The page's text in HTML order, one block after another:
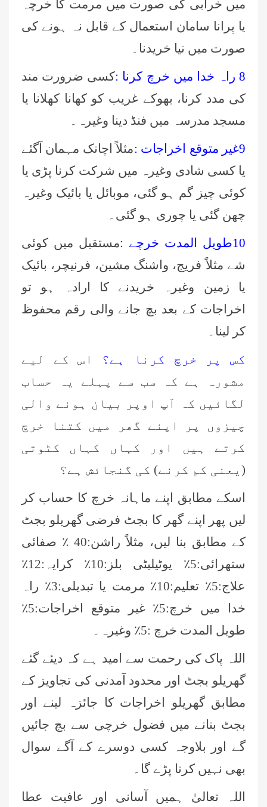
میں خرابی کی صورت میں مرمت کا خرچہ
یا پرانا سامان استعمال کے قابل نہ ہونے کی
صورت میں نیا خریدنا۔
8 راہ خدا میں خرچ کرنا :
کسی ضرورت مند
کی مدد کرنا، بھوکے غریب کو کھانا کھلانا یا
مسجد مدرسہ میں فنڈ دینا وغیرہ۔
9غیر متوقع اخراجات :
مثلاً اچانک مہمان آگئے
یا کسی شادی وغیرہ میں شرکت کرنا پڑی یا
کوئی چیز گم ہو گئی، موبائل یا بائیک وغیرہ
چھن گئی یا چوری ہو گئی۔
10طویل المدت خرچے :
مستقبل میں کوئی
شے مثلاً فریج، واشنگ مشین، فرنیچر، بائیک
یا زمین وغیرہ خریدنے کا ارادہ ہو تو
اخراجات کے بعد بچ جانے والی رقم محفوظ
کر لینا۔
کس پر خرچ کرنا ہے؟
اس کے لیے
مشورہ ہے کہ سب سے پہلے یہ حساب
لگائیں کہ آپ اوپر بیان ہونے والی
چیزوں پر اپنے گھر میں کتنا خرچ
کرتے ہیں اور کہاں کہاں کٹوتی
(یعنی کم کرنے) کی گنجائش ہے؟
اسکے مطابق اپنے ماہانہ خرچ کا حساب کر
لیں پھر اپنے گھر کا بجٹ فرضی گھریلو بجٹ
کے مطابق بنا لیں، مثلاً راشن:40 ٪ صفائی
ستھرائی:5٪ یوٹیلیٹی بلز:10٪ کرایہ:12٪
علاج:5٪ تعلیم:10٪ مرمت یا تبدیلی:3٪ راہ
خدا میں خرچ:5٪ غیر متوقع اخراجات:5٪
طویل المدت خرچ :5٪ وغیرہ۔
اللہ پاک کی رحمت سے امید ہے کہ دیئے گئے
گھریلو بجٹ اور محدود آمدنی کی تجاویز کے
مطابق گھریلو اخراجات کا جائزہ لینے اور
بجٹ بنانے میں فضول خرچی سے بچ جائیں
گے اور بلاوجہ کسی دوسرے کے آگے سوال
بھی نہیں کرنا پڑے گا۔
اللہ تعالیٰ ہمیں آسانی اور عافیت عطا